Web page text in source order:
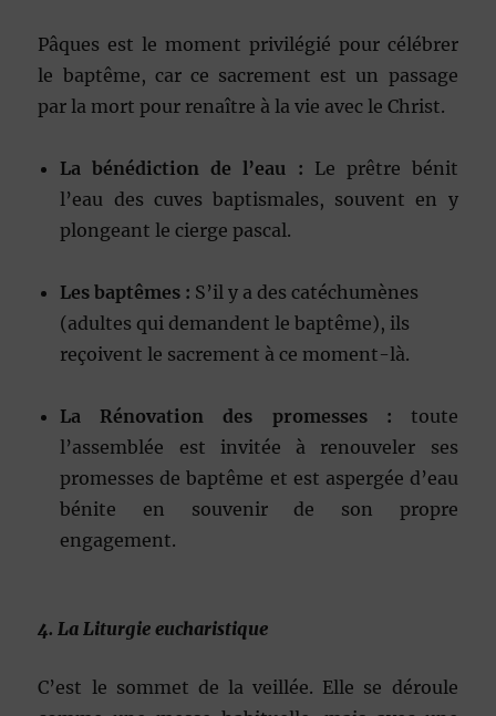
Pâques est le moment privilégié pour célébrer
le baptême, car ce sacrement est un passage
par la mort pour renaître à la vie avec le Christ.
La bénédiction de l’eau : Le prêtre bénit
l’eau des cuves baptismales, souvent en y
plongeant le cierge pascal.
Les baptêmes : S’il y a des catéchumènes
(adultes qui demandent le baptême), ils
reçoivent le sacrement à ce moment-là.
La Rénovation des promesses : toute
l’assemblée est invitée à renouveler ses
promesses de baptême et est aspergée d’eau
bénite en souvenir de son propre
engagement.
4. La Liturgie eucharistique
C’est le sommet de la veillée. Elle se déroule